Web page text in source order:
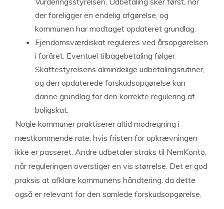
der foreligger en endelig afgørelse, og
kommunen har modtaget opdateret grundlag.
Ejendomsværdiskat reguleres ved årsopgørelsen
i foråret. Eventuel tilbagebetaling følger
Skattestyrelsens almindelige udbetalingsrutiner,
og den opdaterede forskudsopgørelse kan
danne grundlag for den korrekte regulering af
boligskat.
Nogle kommuner praktiserer altid modregning i
næstkommende rate, hvis fristen for opkrævningen
ikke er passeret. Andre udbetaler straks til NemKonto,
når reguleringen overstiger en vis størrelse. Det er god
praksis at afklare kommunens håndtering, da dette
også er relevant for den samlede forskudsopgørelse.